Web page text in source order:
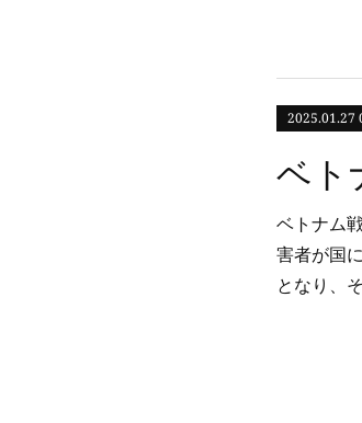
2025.01.27
ベト
ベトナム
害者が国
となり、